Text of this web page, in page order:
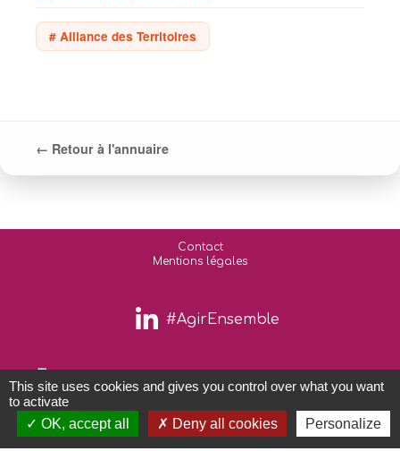
# Alliance des Territoires
← Retour à l'annuaire
Copyright © 2026 - ATM tous droits reservés.
#AgirEnsemble
Contact
Mentions légales
This site uses cookies and gives you control over what you want
to activate
OK, accept all
Deny all cookies Personalize